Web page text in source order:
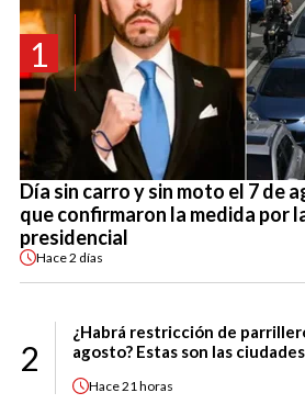
1
Día sin carro y sin moto el 7 de
que confirmaron la medida por
presidencial
Hace2 días
2
¿Habrá restricción de
agosto? Estas son las
Hace21 horas